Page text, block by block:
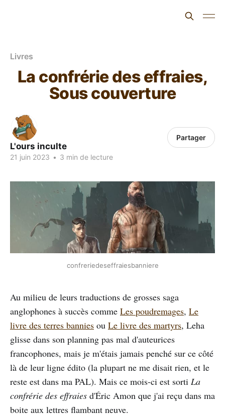
Livres
La confrérie des effraies,
Sous couverture
L'ours inculte
21 juin 2023 • 3 min de lecture
Partager
confreriedeseffraiesbanniere
Au milieu de leurs traductions de grosses saga
anglophones à succès comme Les poudremages, Le
livre des terres bannies ou Le livre des martyrs, Leha
glisse dans son planning pas mal d'auteurices
francophones, mais je m'étais jamais penché sur ce côté
là de leur ligne édito (la plupart ne me disait rien, et le
reste est dans ma PAL). Mais ce mois-ci est sorti La
confrérie des effraies d'Éric Amon que j'ai reçu dans ma
boite aux lettres flambant neuve.